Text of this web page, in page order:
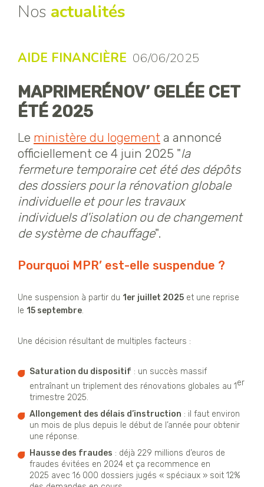
Nos actualités
AIDE FINANCIÈRE 06/06/2025
MAPRIMERÉNOV’ GELÉE CET
ÉTÉ 2025
Le ministère du logement a annoncé
officiellement ce 4 juin 2025 "la
fermeture temporaire cet été des dépôts
des dossiers pour la rénovation globale
individuelle et pour les travaux
individuels d'isolation ou de changement
de système de chauffage".
Pourquoi MPR’ est-elle suspendue ?
Une suspension à partir du 1er juillet 2025 et une reprise
le 15 septembre.
Une décision résultant de multiples facteurs :
Saturation du dispositif : un succès massif
entraînant un triplement des rénovations globales au 1er
trimestre 2025.
Allongement des délais d’instruction : il faut environ
un mois de plus depuis le début de l’année pour obtenir
une réponse.
Hausse des fraudes : déjà 229 millions d’euros de
fraudes évitées en 2024 et ça recommence en
2025 avec 16 000 dossiers jugés « spéciaux » soit 12%